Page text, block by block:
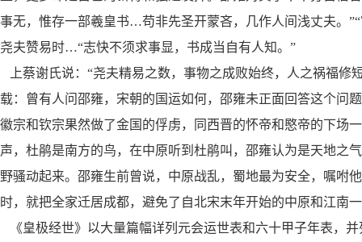
事无，惟存一部羲皇书…苟非先圣开蒙吝，几作人间浅丈夫。
尧夫赞易时…“志快不须求事显，书成当自有人知。”
上蔡谢氏说：“尧夫精易之数，事物之成败始终，人之祸福修
载：曾有人问邵雍，宋朝的国运如何，邵雍未正面回答这个问
徽宗和钦宗果然做了金国的俘虏，同西晋的怀帝和愍帝的下场
声，杜鹃是南方的鸟，在中原听到杜鹃叫，邵雍认为是天地之
野骚动起来。邵雍生前曾说，中原战乱，蜀地最为安全，嘱咐
时，就把全家迁居成都，避免了自北宋末年开始的中原和江南
《皇极经世》以大量篇幅详列元会运世表和六十甲子年表，